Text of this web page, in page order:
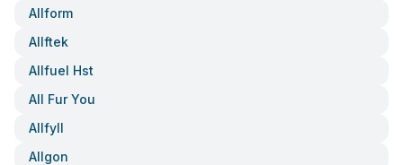
Allform
Allftek
Allfuel Hst
All Fur You
Allfyll
Allgon